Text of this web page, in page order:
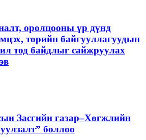
оролцооны үр дүнд
төрийн байгууллагуудын
тод байдлыг сайжруулах
Засгийн газар–Хөгжлийн
боллоо